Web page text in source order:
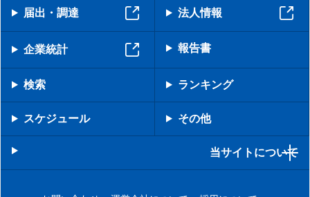
届出・調達 法人情報
企業統計 報告書
検索 ランキング
スケジュール その他
当サイトについて